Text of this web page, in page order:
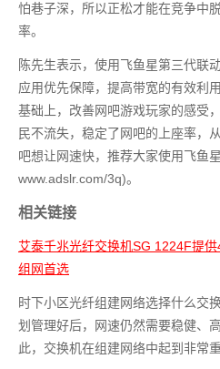
怕巷子深，所以正松才能在竞争中
率。
陈先生表示，使用飞鱼星第三代联
应用优先保障，提高带宽的有效利
基础上，改善网吧游戏玩家的感受
民不流失，稳定了网吧的上座率，
吧想让网速快，推荐大家使用飞鱼
www.adslr.com/3q)。
相关链接
艾泰千兆光纤交换机SG 1224F提
组网首选
时下小区光纤组建网络选择什么交
划管理好后，网速仍然需要稳健、
此，交换机在组建网络中起到非常